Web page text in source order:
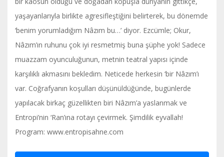
yaşayanlarıyla birlikte agresifleştiğini belirterek, bu dönemde
‘benim yorumladığım Nâzım bu…’ diyor. Ezcümle; Okur,
Nâzım’ın ruhunu çok iyi resmetmiş buna şüphe yok! Sadece
muazzam oyunculuğunun, metnin teatral yapısı içinde
karşılıklı akmasını bekledim. Neticede herkesin ‘bir Nâzım’ı
var. Coğrafyanın koşulları düşünüldüğünde, bugünlerde
yapılacak birkaç güzellikten biri Nâzım’a yaslanmak ve
Entropi’nin ‘Ran’ına rotayı çevirmek. Şimdilik eyvallah!
Program: www.entropisahne.com